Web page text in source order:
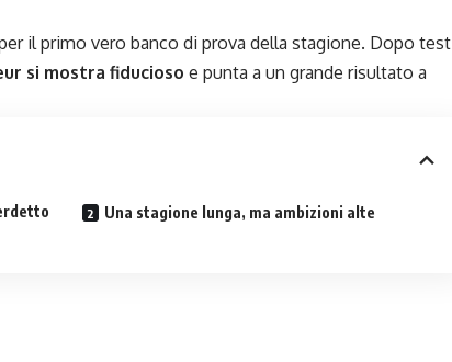
il primo vero banco di prova della stagione. Dopo test
si mostra fiducioso e punta a un grande risultato a
Una stagione lunga, ma ambizioni alte